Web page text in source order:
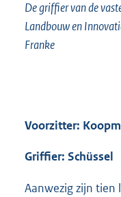
De griffier van de
Landbouw en
Franke
Voorzitter:
Griffier: Schüssel
Aanwezig zijn tien